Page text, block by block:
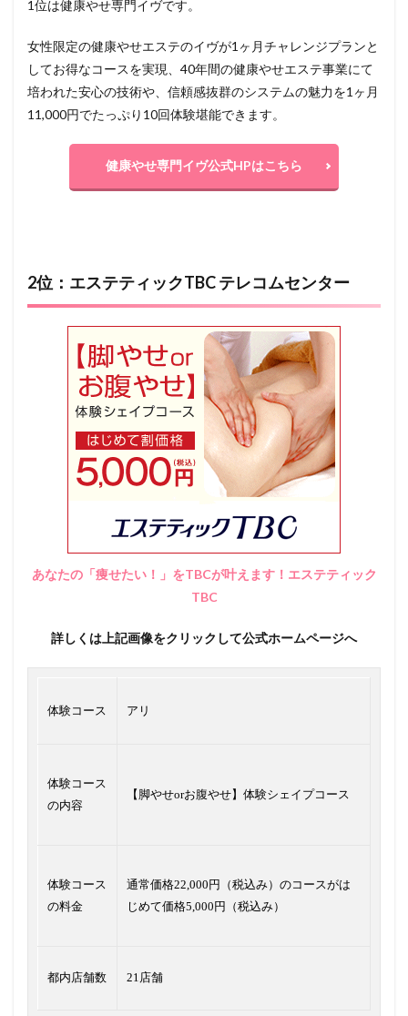
1位は健康やせ専門イヴです。
女性限定の健康やせエステのイヴが1ヶ月チャレンジプランと
してお得なコースを実現、40年間の健康やせエステ事業にて
培われた安心の技術や、信頼感抜群のシステムの魅力を1ヶ月
11,000円でたっぷり10回体験堪能できます。
健康やせ専門イヴ公式HPはこちら
2位：エステティックTBC テレコムセンター
あなたの「痩せたい！」をTBCが叶えます！エステティック
TBC
詳しくは上記画像をクリックして公式ホームページへ
体験コース アリ
体験コース
の内容
【脚やせorお腹やせ】体験シェイプコース
体験コース
の料金
通常価格22,000円（税込み）のコースがは
じめて価格5,000円（税込み）
都内店舗数 21店舗